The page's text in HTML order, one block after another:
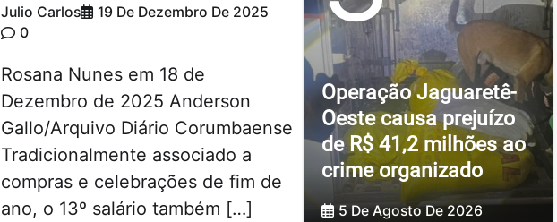
Julio Carlos
19 De Dezembro De 2025
0
Rosana Nunes em 18 de
Dezembro de 2025 Anderson
Gallo/Arquivo Diário Corumbaense
Tradicionalmente associado a
compras e celebrações de fim de
ano, o 13º salário também […]
Operação Jaguaretê-
Oeste causa prejuízo
de R$ 41,2 milhões ao
crime organizado
5 De Agosto De 2026